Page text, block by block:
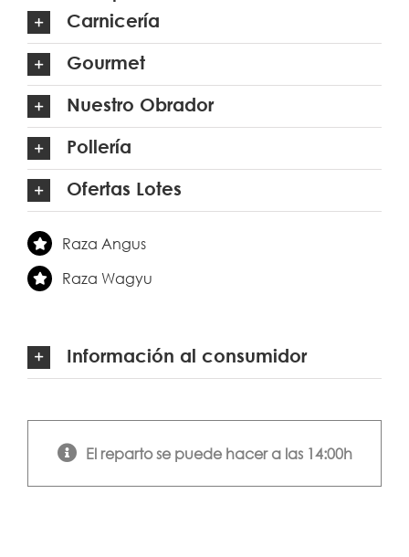
Carnicería
Gourmet
Nuestro Obrador
Pollería
Ofertas Lotes
Raza Angus
Raza Wagyu
Información al consumidor
El reparto se puede hacer a las 14:00h